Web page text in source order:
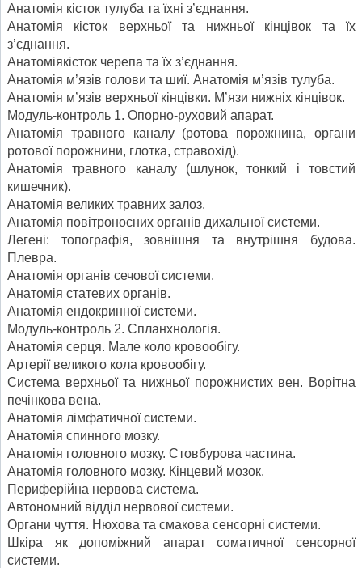
Анатомія кісток тулуба та їхні з’єднання.
Анатомія кісток верхньої та нижньої кінцівок та їх
з’єднання.
Анатоміякісток черепа та їх з’єднання.
Анатомія м’язів голови та шиї. Анатомія м’язів тулуба.
Анатомія м’язів верхньої кінцівки. М’язи нижніх кінцівок.
Модуль-контроль 1. Опорно-руховий апарат.
Анатомія травного каналу (ротова порожнина, органи
ротової порожнини, глотка, стравохід).
Анатомія травного каналу (шлунок, тонкий і товстий
кишечник).
Анатомія великих травних залоз.
Анатомія повітроносних органів дихальної системи.
Легені: топографія, зовнішня та внутрішня будова.
Плевра.
Анатомія органів сечової системи.
Анатомія статевих органів.
Анатомія ендокринної системи.
Модуль-контроль 2. Спланхнологія.
Анатомія серця. Мале коло кровообігу.
Артерії великого кола кровообігу.
Система верхньої та нижньої порожнистих вен. Ворітна
печінкова вена.
Анатомія лімфатичної системи.
Анатомія спинного мозку.
Анатомія головного мозку. Стовбурова частина.
Анатомія головного мозку. Кінцевий мозок.
Периферійна нервова система.
Автономний відділ нервової системи.
Органи чуття. Нюхова та смакова сенсорні системи.
Шкіра як допоміжний апарат соматичної сенсорної
системи.